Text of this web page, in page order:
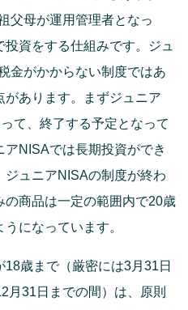
父母が運用管理者となっ
資をする仕組みです。ジュ
金がかからない制度ではあ
があります。まずジュニア
て、終了する予定となって
NISAでは長期投資ができ
ュニアNISAの制度が終わ
の商品は一定の範囲内で20歳
になっています。
歳まで（厳密には3月31日
月31日までの間）は、原則